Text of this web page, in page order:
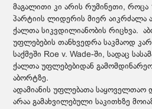
მაგალითი კი არის რუმინეთი, როცა
პარტიის ლიდერის მიერ აიკრძალა
ქალთა სიკვდილიანობის რიცხვა.
უფლებების თანხვედრა საკმაოდ
საქმეში Roe v. Wade-ში, სადაც
ქალთა უფლებებიდან
აბორტზე.
ადამიანის უფლებათა საყოველთაო
არაა გამახვილებული საკითხზე